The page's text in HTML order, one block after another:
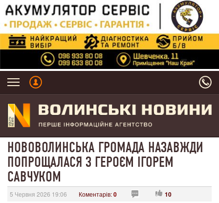
НОВОВОЛИНСЬКА ГРОМАДА НАЗАВЖДИ
ПОПРОЩАЛАСЯ З ГЕРОЄМ ІГОРЕМ
САВЧУКОМ
5 Червня 2026 19:06 Коментарів:0 10